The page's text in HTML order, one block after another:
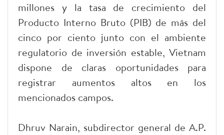
millones y la tasa de crecimiento del
Producto Interno Bruto (PIB) de más del
cinco por ciento junto con el ambiente
regulatorio de inversión estable, Vietnam
dispone de claras oportunidades para
registrar aumentos altos en los
mencionados campos.
Dhruv Narain, subdirector general de A.P.